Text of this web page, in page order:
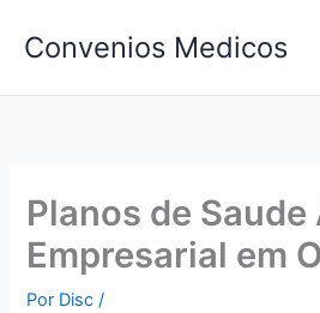
para
conteúdo
Convenios Medicos
Planos de Saude
Empresarial em
Por Disc/